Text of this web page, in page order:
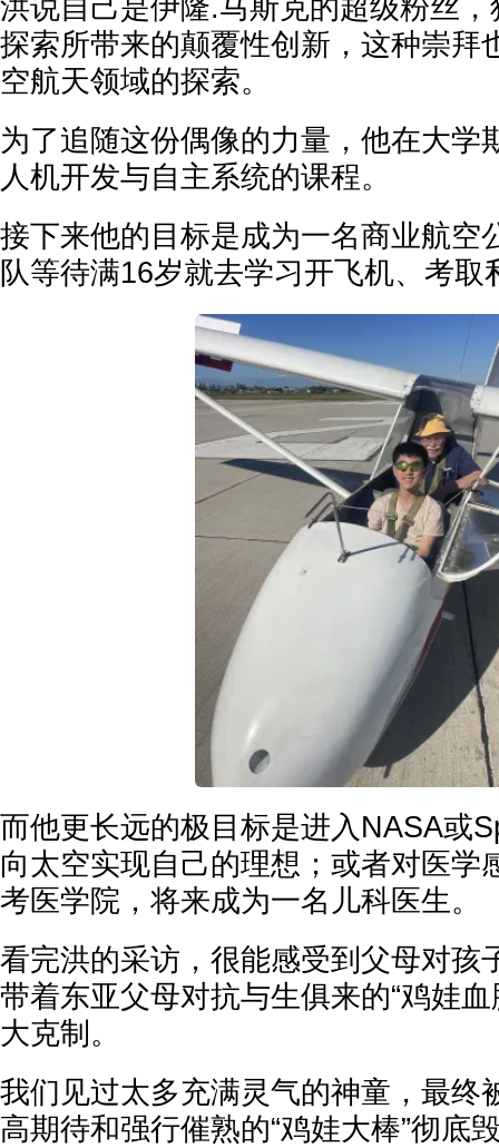
洪说自己是伊隆.马斯克的超级粉丝
探索所带来的颠覆性创新，这种崇拜
空航天领域的探索。
为了追随这份偶像的力量，他在大学
人机开发与自主系统的课程。
接下来他的目标是成为一名商业航空
队等待满16岁就去学习开飞机、考取
而他更长远的极目标是进入NASA或
向太空实现自己的理想；或者对医学
考医学院，将来成为一名儿科医生。
看完洪的采访，很能感受到父母对孩
带着东亚父母对抗与生俱来的“鸡娃
大克制。
我们见过太多充满灵气的神童，最终
高期待和强行催熟的“鸡娃大棒”彻底